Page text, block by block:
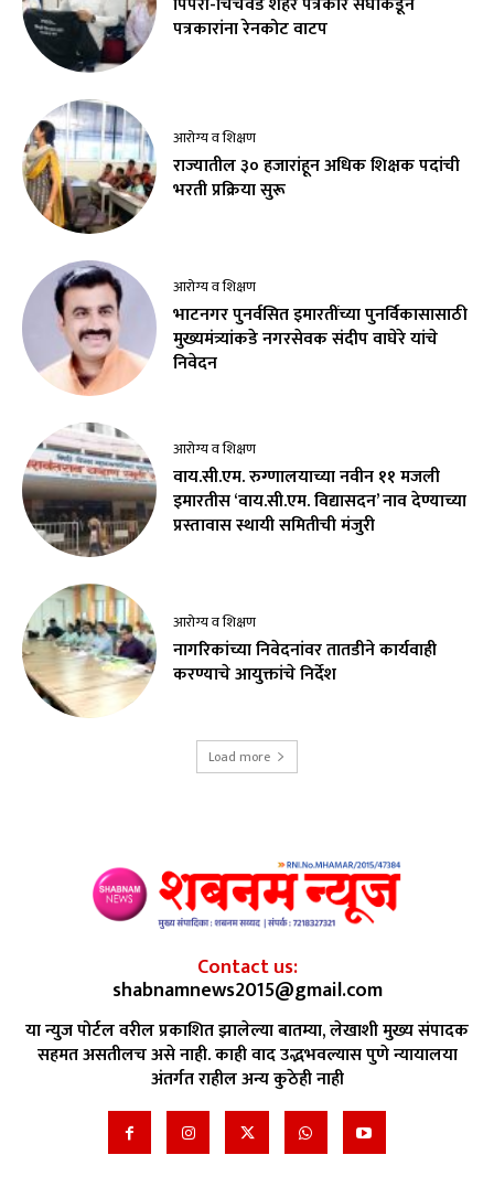
पत्रकारांना रेनकोट वाटप
आरोग्य व शिक्षण
राज्यातील ३० हजारांहून अधिक शिक्षक पदांची
भरती प्रक्रिया सुरू
आरोग्य व शिक्षण
भाटनगर पुनर्वसित इमारतींच्या पुनर्विकासासाठी
मुख्यमंत्र्यांकडे नगरसेवक संदीप वाघेरे यांचे
निवेदन
आरोग्य व शिक्षण
वाय.सी.एम. रुग्णालयाच्या नवीन ११ मजली
इमारतीस ‘वाय.सी.एम. विद्यासदन’ नाव देण्याच्या
प्रस्तावास स्थायी समितीची मंजुरी
आरोग्य व शिक्षण
नागरिकांच्या निवेदनांवर तातडीने कार्यवाही
करण्याचे आयुक्तांचे निर्देश
Load more
Contact us:
shabnamnews2015@gmail.com
या न्युज पोर्टल वरील प्रकाशित झालेल्या बातम्या, लेखाशी मुख्य संपादक
सहमत असतीलच असे नाही. काही वाद उद्भभवल्यास पुणे न्यायालया
अंतर्गत राहील अन्य कुठेही नाही